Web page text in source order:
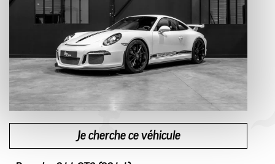
Je cherche ce véhicule